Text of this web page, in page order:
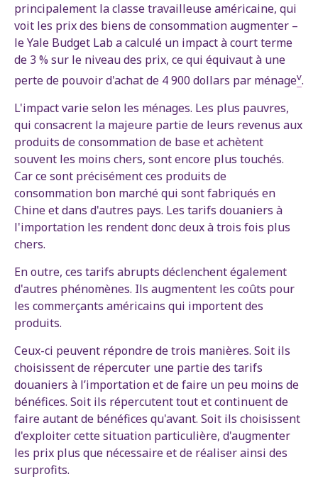
principalement la classe travailleuse américaine, qui
voit les prix des biens de consommation augmenter –
le Yale Budget Lab a calculé un impact à court terme
de 3 % sur le niveau des prix, ce qui équivaut à une
perte de pouvoir d'achat de 4 900 dollars par ménagev.
L'impact varie selon les ménages. Les plus pauvres,
qui consacrent la majeure partie de leurs revenus aux
produits de consommation de base et achètent
souvent les moins chers, sont encore plus touchés.
Car ce sont précisément ces produits de
consommation bon marché qui sont fabriqués en
Chine et dans d'autres pays. Les tarifs douaniers à
l'importation les rendent donc deux à trois fois plus
chers.
En outre, ces tarifs abrupts déclenchent également
d'autres phénomènes. Ils augmentent les coûts pour
les commerçants américains qui importent des
produits.
Ceux-ci peuvent répondre de trois manières. Soit ils
choisissent de répercuter une partie des tarifs
douaniers à l’importation et de faire un peu moins de
bénéfices. Soit ils répercutent tout et continuent de
faire autant de bénéfices qu'avant. Soit ils choisissent
d'exploiter cette situation particulière, d'augmenter
les prix plus que nécessaire et de réaliser ainsi des
surprofits.